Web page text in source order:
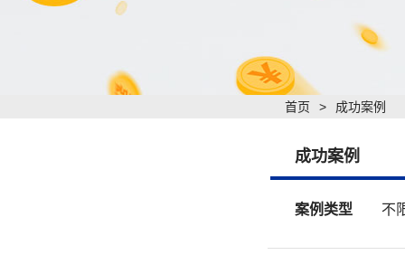
首页 > 成功案例
成功案例
案例类型 不